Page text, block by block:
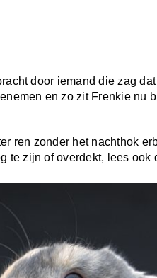
door iemand die zag
en zo zit Frenkie nu
ren zonder het nachthok
te zijn of overdekt, lees ook